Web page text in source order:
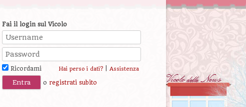
Fai il login sul Vicolo
Ricordami Hai perso i dati?| Assistenza
o registrati subito